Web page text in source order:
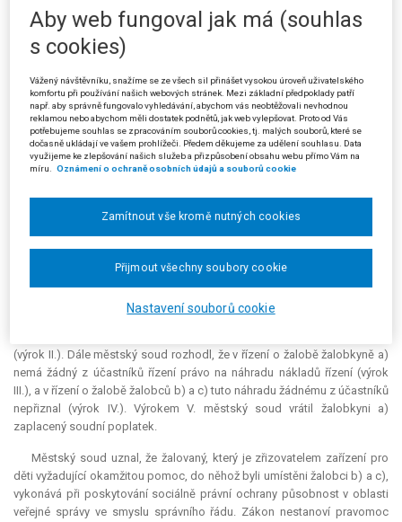
jejich umístění v zařízení. Dne 5. 8. 2023 podala matka proti rozdělení
jejích dětí stížnost, ředitelka zařízení ovšem nezákonnost postupu
neuznala.
Usneseními Městského soudu v Praze ze dne 2. 8. 2023, čj. 25 Co
224/2023-73, a ze dne 11. 8. 2023, čj. 17 Co 242/2023-117, byla usnesení
obvodního soudu o nařízení předběžného opatření zrušena. Žalobkyně
b) byla dne 11. 8. 2023 propuštěna domů a předána do péče matky, u
zbylých sourozenců se tak stalo dne 17. 8. 2023. Obvodní soud
nařízení ústavní výchovy.
od 13. 7. 2023 do 11. 8. 2024 spatřovali žalobci nezákonný zásah, jehož
vyslovení se domáhali žalobou u Městského soudu v Praze. Ten
odmítl, jelikož nebyla naplněna podmínka řízení spočívající v
myslitelném tvrzení nezákonného zásahu vůči ní (výrok I.). Věcně se
(výrok II.). Dále městský soud rozhodl, že v řízení o žalobě žalobkyně a)
nemá žádný z účastníků řízení právo na náhradu nákladů řízení (výrok
III.), a v řízení o žalobě žalobců b) a c) tuto náhradu žádnému z účastníků
nepřiznal (výrok IV.). Výrokem V. městský soud vrátil žalobkyni a)
zaplacený soudní poplatek.
Městský soud uznal, že žalovaný, který je zřizovatelem zařízení pro
děti vyžadující okamžitou pomoc, do něhož byli umístěni žalobci b) a c),
vykonává při poskytování sociálně právní ochrany působnost v oblasti
veřejné správy ve smyslu správního řádu. Zákon nestanoví pravomoc
Aby web fungoval jak má (souhlas
s cookies)
Vážený návštěvníku, snažíme se ze všech sil přinášet vysokou úroveň uživatelského
komfortu při používání našich webových stránek. Mezi základní předpoklady patří
např. aby správně fungovalo vyhledávání, abychom vás neobtěžovali nevhodnou
reklamou nebo abychom měli dostatek podnětů, jak web vylepšovat. Proto od Vás
potřebujeme souhlas se zpracováním souborů cookies, tj. malých souborů, které se
dočasně ukládají ve vašem prohlížeči. Předem děkujeme za udělení souhlasu. Data
využijeme ke zlepšování našich služeb a přizpůsobení obsahu webu přímo Vám na
míru. Oznámení o ochraně osobních údajů a souborů cookie
Nastavení souborů cookie
Zamítnout vše kromě nutných cookies
Přijmout všechny soubory cookie